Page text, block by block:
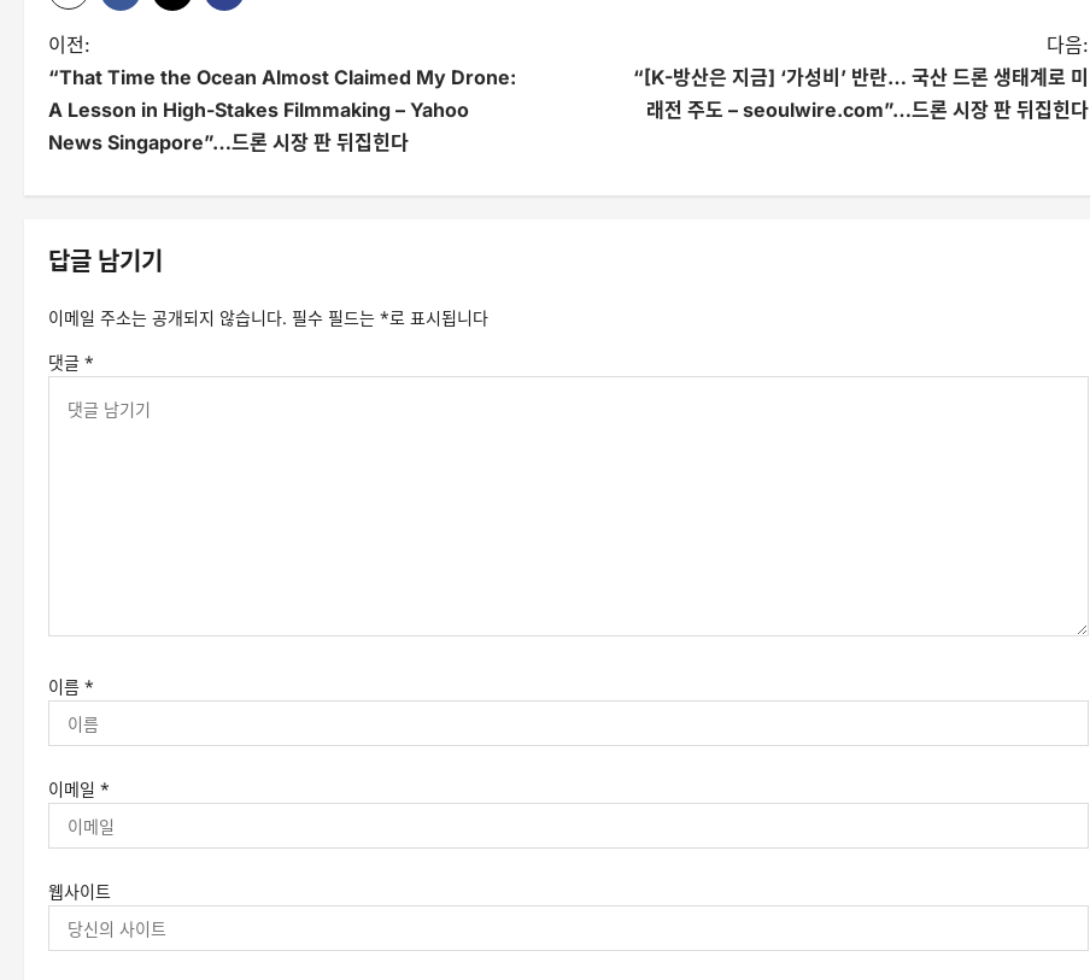
글
탐
색
이전:
“That Time the Ocean Almost Claimed My Drone:
A Lesson in High-Stakes Filmmaking – Yahoo
News Singapore”…드론 시장 판 뒤집힌다
다음:
“[K-방산은 지금] ‘가성비’ 반란… 국산 드론 생태계로 미
래전 주도 – seoulwire.com”…드론 시장 판 뒤집힌다
답글 남기기
이메일 주소는 공개되지 않습니다. 필수 필드는 *로 표시됩니다
댓글 *
이름 *
이메일 *
웹사이트